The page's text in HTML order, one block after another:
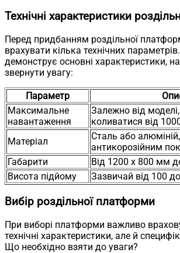
Технічні характеристики
Перед придбанням роздільної
врахувати кілька технічних
демонструє основні характеристики, на
звернути увагу:
Параметр
Максимальне
навантаження
Залежно від
коливатися від
Матеріал
Сталь або
антикорозійним
Габарити
Від 1200 х 800 мм
Висота підйому
Зазвичай від 100
Вибір роздільної платформи
При виборі платформи важливо
технічні характеристики, але й
Що необхідно взяти до уваги?